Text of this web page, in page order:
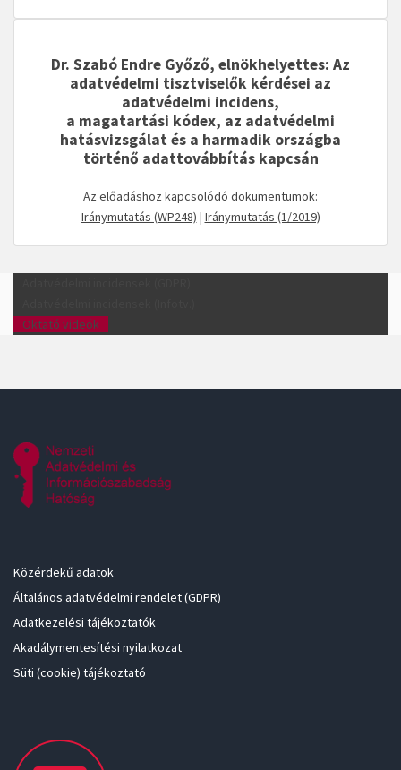
Dr. Szabó Endre Győző, elnökhelyettes: Az
adatvédelmi tisztviselők kérdései az
adatvédelmi incidens,
a magatartási kódex, az adatvédelmi
hatásvizsgálat és a harmadik országba
történő adattovábbítás kapcsán
Az előadáshoz kapcsolódó dokumentumok:
Iránymutatás (WP248) | Iránymutatás (1/2019)
Oktató videók
Közérdekű adatok
Általános adatvédelmi rendelet (GDPR)
Adatkezelési tájékoztatók
Akadálymentesítési nyilatkozat
Süti (cookie) tájékoztató